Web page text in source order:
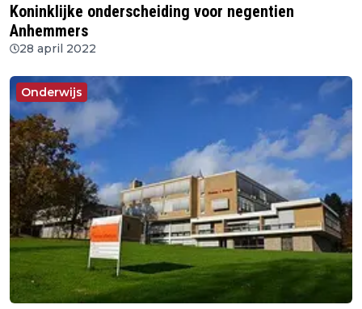
Koninklijke onderscheiding voor negentien
Anhemmers
28 april 2022
Onderwijs